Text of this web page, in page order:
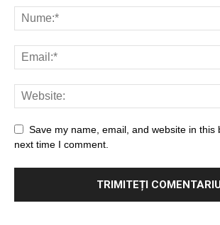
Save my name, email, and website in this
next time I comment.